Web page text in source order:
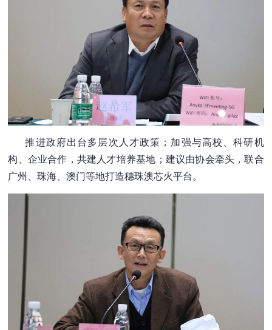
推进政府出台多层次人才政策；加强与高校、科研机
构、企业合作，共建人才培养基地；建议由协会牵头，联合
广州、珠海、澳门等地打造穗珠澳芯火平台。